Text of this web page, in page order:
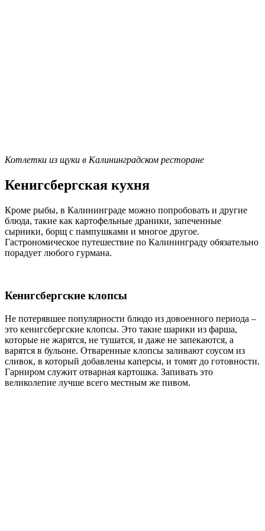
Котлетки из щуки в Калининградском ресторане
Кенигсбергская кухня
Кроме рыбы, в Калининграде можно попробовать и другие
блюда, такие как картофельные драники, запеченные
сырники, борщ с пампушками и многое другое.
Гастрономическое путешествие по Калининграду обязательно
порадует любого гурмана.
Кенигсбергские клопсы
Не потерявшее популярности блюдо из довоенного периода –
это кенигсбергские клопсы. Это такие шарики из фарша,
которые не жарятся, не тушатся, и даже не запекаются, а
варятся в бульоне. Отваренные клопсы заливают соусом из
сливок, в который добавлены каперсы, и томят до готовности.
Гарниром служит отварная картошка. Запивать это
великолепие лучше всего местным же пивом.